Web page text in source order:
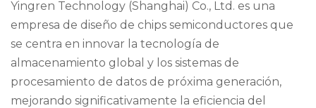
Yingren Technology (Shanghai) Co., Ltd. es una
empresa de diseño de chips semiconductores que
se centra en innovar la tecnología de
almacenamiento global y los sistemas de
procesamiento de datos de próxima generación,
mejorando significativamente la eficiencia del